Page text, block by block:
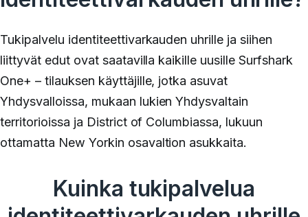
Tukipalvelu identiteettivarkauden uhrille ja siihen
liittyvät edut ovat saatavilla kaikille uusille Surfshark
One+ – tilauksen käyttäjille, jotka asuvat
Yhdysvalloissa, mukaan lukien Yhdysvaltain
territorioissa ja District of Columbiassa, lukuun
ottamatta New Yorkin osavaltion asukkaita.
Kuinka tukipalvelua